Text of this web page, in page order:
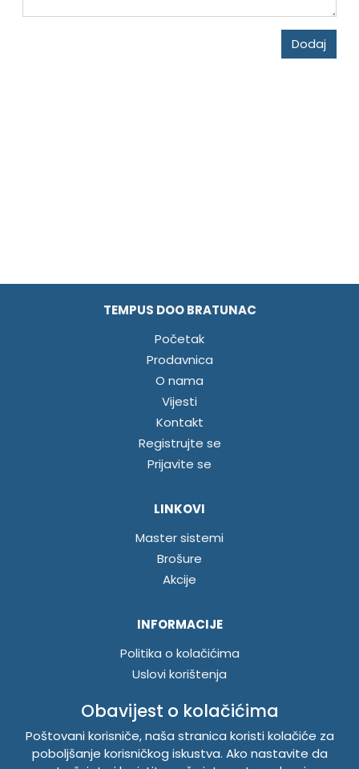
Dodaj
TEMPUS DOO BRATUNAC
Početak
Prodavnica
O nama
Vijesti
Kontakt
Registrujte se
Prijavite se
LINKOVI
Master sistemi
Brošure
Akcije
INFORMACIJE
Politika o kolačićima
Uslovi korištenja
TEMPUS DOO BRATUNAC
Obavijest o kolačićima
Poštovani korisniče, naša stranica koristi kolačiće za
poboljšanje korisničkog iskustva. Ako nastavite da